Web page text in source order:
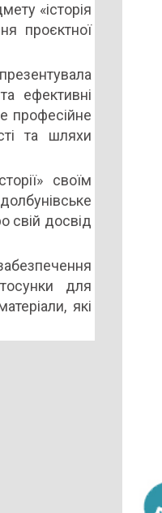
«історія
проєктної
ефективні
професійне
та шляхи
своїм
свій досвід
для
які